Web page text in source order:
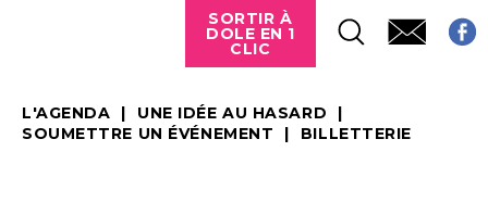
SORTIR À
DOLE EN 1
CLIC
L'AGENDA
UNE IDÉE AU HASARD
SOUMETTRE UN ÉVÉNEMENT
BILLETTERIE